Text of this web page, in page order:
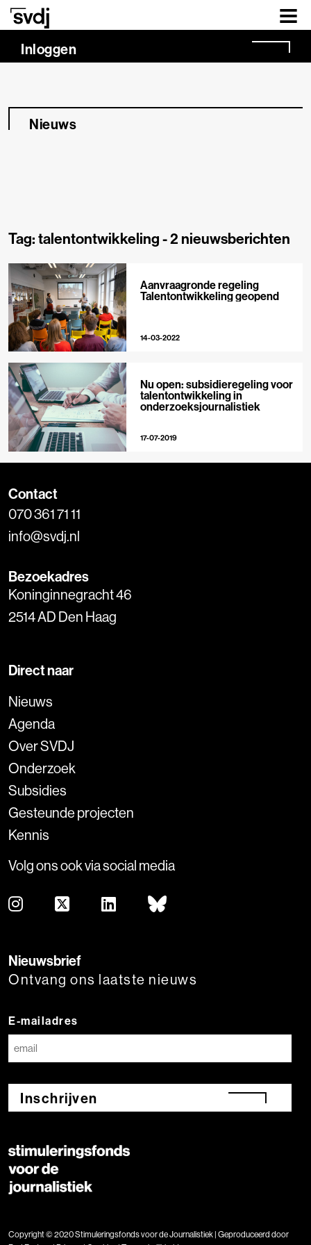
Naar hoofdinhoud
Inloggen
Nieuws
Tag: talentontwikkeling -2 nieuwsberichten
Aanvraagronde regeling
Talentontwikkeling geopend
14-03-2022
Nu open: subsidieregeling voor
talentontwikkeling in
onderzoeksjournalistiek
17-07-2019
Contact
070 361 71 11
info@svdj.nl
Bezoekadres
Koninginnegracht 46
2514 AD Den Haag
Direct naar
Nieuws
Agenda
Over SVDJ
Onderzoek
Subsidies
Gesteunde projecten
Kennis
Volg ons ook via social media
Nieuwsbrief
Ontvang ons laatste nieuws
E-mailadres
Inschrijven
Copyright © 2020 Stimuleringsfonds voor de Journalistiek | Geproduceerd door